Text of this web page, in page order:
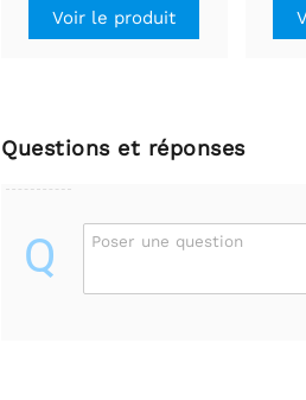
Voir le produit
Questions et réponses
Q Poser une question